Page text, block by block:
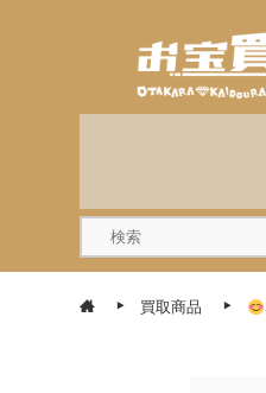
買取商品